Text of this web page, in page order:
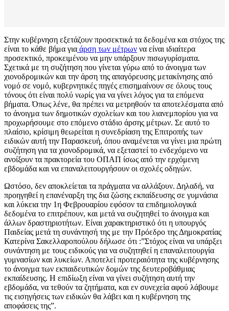
Στην κυβέρνηση εξετάζουν προσεκτικά τα δεδομένα και στόχος της
είναι το κάθε βήμα για άρση των μέτρων να είναι ιδιαίτερα
προσεκτικό, προκειμένου να μην υπάρξουν πισωγυρίσματα.
Σχετικά με τη συζήτηση που γίνεται γύρω από το άνοιγμα των
χιονοδρομικών και την άρση της απαγόρευσης μετακίνησης από
νομό σε νομό, κυβερνητικές πηγές επισημαίνουν σε όλους τους
τόνους ότι είναι πολύ νωρίς για να γίνει λόγος για τα επόμενα
βήματα. Όπως λένε, θα πρέπει να μετρηθούν τα αποτελέσματα από
το άνοιγμα των δημοτικών σχολείων και του λιανεμπορίου για να
προχωρήσουμε στο επόμενο στάδιο άρσης μέτρων. Σε αυτό το
πλαίσιο, κρίσιμη θεωρείται η συνεδρίαση της Επιτροπής των
ειδικών αυτή την Παρασκευή, όπου αναμένεται να γίνει μια πρώτη
συζήτηση για τα χιονοδρομικά, να εξεταστεί το ενδεχόμενο να
ανοίξουν τα πρακτορεία του ΟΠΑΠ ίσως από την ερχόμενη
εβδομάδα και να επαναλειτουργήσουν οι σχολές οδηγών.
Ωστόσο, δεν αποκλείεται τα πράγματα να αλλάξουν. Δηλαδή, να
προηγηθεί η επανέναρξη της δια ζώσης εκπαίδευσης σε γυμνάσια
και λύκεια την 1η Φεβρουαρίου εφόσον τα επιδημιολογικά
δεδομένα το επιτρέπουν, και μετά να συζητηθεί το άνοιγμα και
άλλων δραστηριοτήτων. Είναι χαρακτηριστικό ότι η υπουργός
Παιδείας μετά τη συνάντησή της με την Πρόεδρο της Δημοκρατίας
Κατερίνα Σακελλαροπούλου δήλωσε ότι :”Στόχος είναι να υπάρξει
συνάντηση με τους ειδικούς για να συζητηθεί η επαναλειτουργία
γυμνασίων και λυκείων. Αποτελεί προτεραιότητα της κυβέρνησης
το άνοιγμα των εκπαιδευτικών δομών της δευτεροβάθμιας
εκπαίδευσης. Η επιδίωξη είναι να γίνει συζήτηση αυτή την
εβδομάδα, να τεθούν τα ζητήματα, και εν συνεχεία αφού λάβουμε
τις εισηγήσεις των ειδικών θα λάβει και η κυβέρνηση της
αποφάσεις της”.